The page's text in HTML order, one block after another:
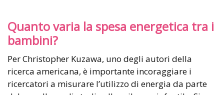
Quanto varia la spesa energetica tra i
bambini?
Per Christopher Kuzawa, uno degli autori della
ricerca americana, è importante incoraggiare i
ricercatori a misurare l’utilizzo di energia da parte